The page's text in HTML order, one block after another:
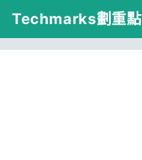
跳
主
Techmarks劃重點